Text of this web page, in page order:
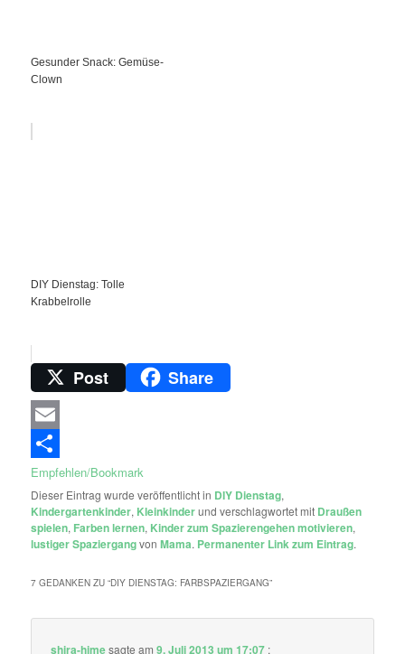
Gesunder Snack: Gemüse-
Clown
DIY Dienstag: Tolle
Krabbelrolle
Post Share
Email
Empfehlen/Bookmark
Dieser Eintrag wurde veröffentlicht in DIY Dienstag,
Kindergartenkinder, Kleinkinderund verschlagwortet mit Draußen
spielen, Farben lernen, Kinder zum Spazierengehen motivieren,
lustiger SpaziergangvonMama. Permanenter Link zum Eintrag.
7 GEDANKEN ZU “DIY DIENSTAG: FARBSPAZIERGANG”
shira-himesagte am9. Juli 2013 um 17:07 :